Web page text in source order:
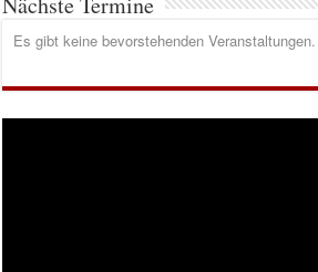
Es gibt keine bevorstehenden Veranstaltungen.